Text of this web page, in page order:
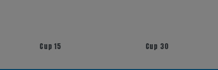
Cup 30 Cup 50